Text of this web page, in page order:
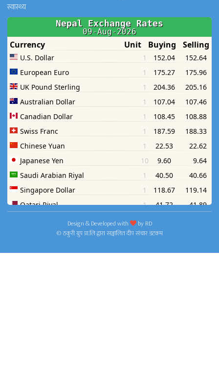
स्वास्थ्य
Design & Developed with byRD
© ठकुरी ग्रुप प्रा.लि द्वारा सञ्चालित दीप संचार डटकम